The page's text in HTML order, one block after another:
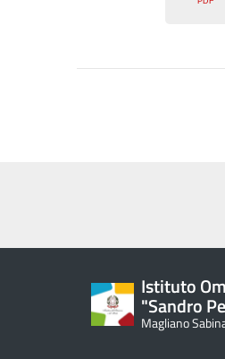
Istituto
"Sandro
Magliano